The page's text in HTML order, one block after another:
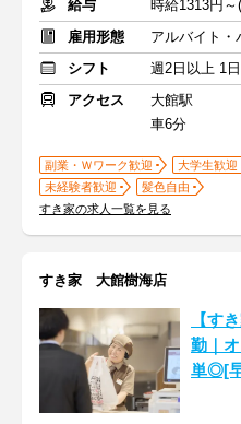
給与
時給1313円
雇用形態
アルバイト・
シフト
週2日以上 1
アクセス
大館駅
車6分
副業・Ｗワーク歓迎 大学生歓迎
未経験者歓迎
髪色自由
すき家の求人一覧を見る
すき家 大館樹海店
【す
勤｜
単◎[